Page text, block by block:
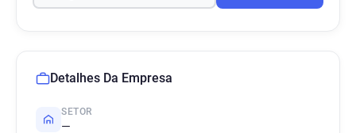
Detalhes Da Empresa
SETOR
—